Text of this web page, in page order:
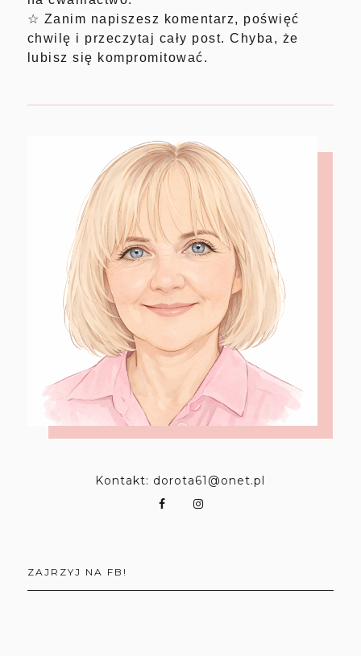
☆ Zanim napiszesz komentarz, poświęć
chwilę i przeczytaj cały post. Chyba, że
lubisz się kompromitować.
Kontakt: dorota61@onet.pl
ZAJRZYJ NA FB!